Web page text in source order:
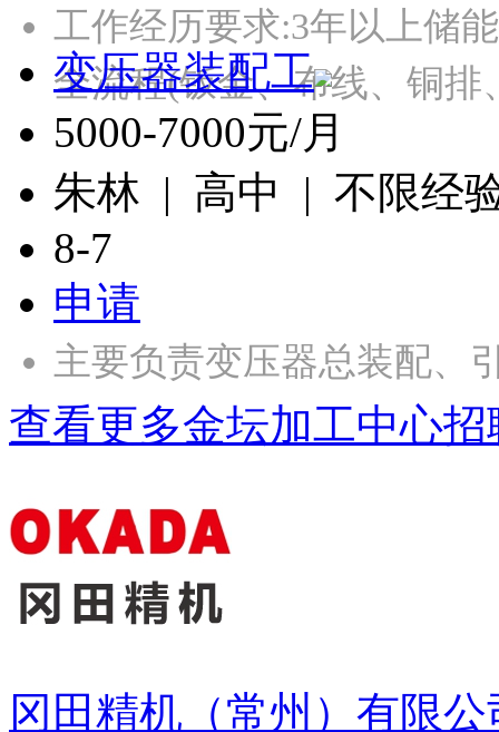
工作经历要求:3年以上储
全流程(钣金、布线、铜
变压器装配工
5000-7000元/月
朱林 | 高中 | 不限经
8-7
申请
主要负责变压器总装配
查看更多金坛加工中心招
冈田精机（常州）有限公